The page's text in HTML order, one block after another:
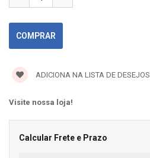
ADICIONA NA LISTA DE DESEJOS
Visite nossa loja!
Calcular Frete e Prazo